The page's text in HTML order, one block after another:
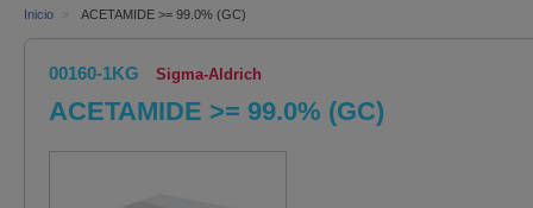
Inicio > ACETAMIDE >= 99.0% (GC)
00160-1KG Sigma-Aldrich
ACETAMIDE >= 99.0% (GC)